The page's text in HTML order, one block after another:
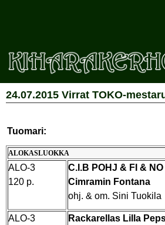
24.07.2015 Virrat TOKO-
Tuomari:
ALOKASLUOKKA
ALO-3
120 p.
C.I.B POHJ & FI &
Cimramin Fontana
ohj. & om. Sini Tuokila
ALO-3
Rackarellas Lilla